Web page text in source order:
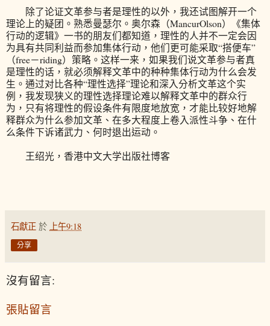
除了论证文革参与者是理性的以外，我还试图解开一个
理论上的疑团。熟悉曼瑟尔。奥尔森（MancurOlson）《集体
行动的逻辑》一书的朋友们都知道，理性的人并不一定会因
为具有共同利益而参加集体行动，他们更可能采取“搭便车”
（free－riding）策略。这样一来，如果我们说文革参与者真
是理性的话，就必须解释文革中的种种集体行动为什么会发
生。通过对比各种“理性选择”理论和深入分析文革这个实
例，我发现狭义的理性选择理论难以解释文革中的群众行
为，只有将理性的假设条件有限度地放宽，才能比较好地解
释群众为什么参加文革、在多大程度上卷入派性斗争、在什
么条件下诉诸武力、何时退出运动。
王绍光，香港中文大学出版社博客
石獻正 於 上午9:18
分享
沒有留言:
張貼留言